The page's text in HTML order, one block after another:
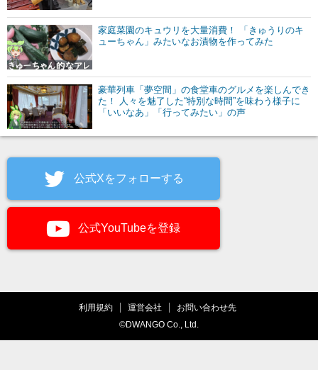
家庭菜園のキュウリを大量消費！ 「きゅうりのキ
ューちゃん」みたいなお漬物を作ってみた
豪華列車「夢空間」の食堂車のグルメを楽しんでき
た！ 人々を魅了した“特別な時間”を味わう様子に
「いいなあ」「行ってみたい」の声
公式Xをフォローする
公式YouTubeを登録
利用規約 運営会社
お問い合わせ先
©DWANGO Co., Ltd.